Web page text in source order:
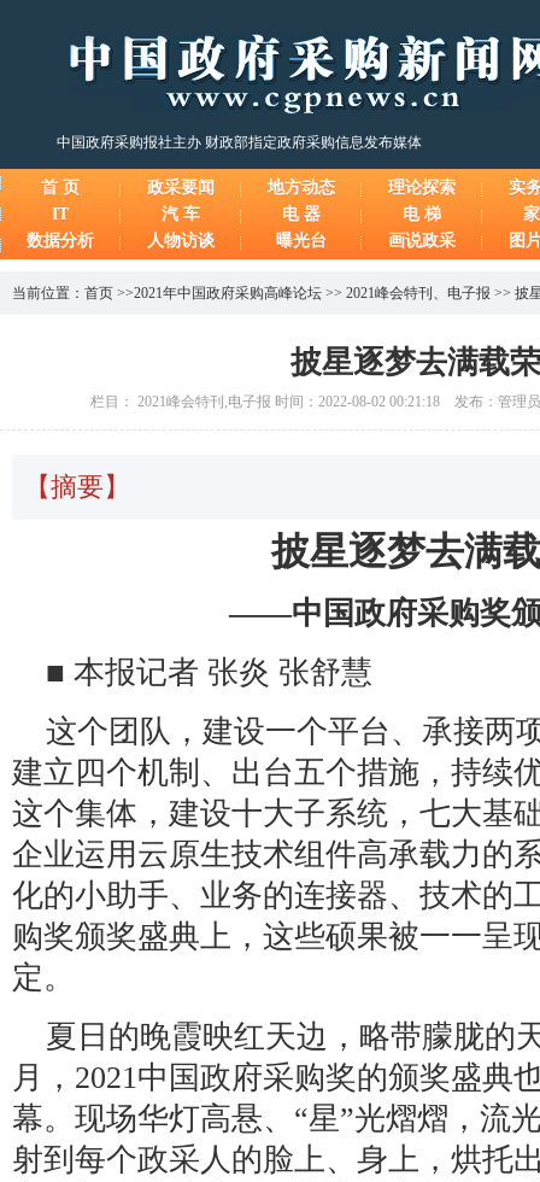
中国政府采购报社主办 财政部指定政府采购信息发布媒体
首 页 政采要闻 地方动态 理论探索
实
IT
汽 车 电 器 电 梯
数据分析
人物访谈 曝光台 画说政采 图
当前位置： 首页 >>2021年中国政府采购高峰论坛 >> 2021峰会特刊 、 电子报 >> 披
披星逐梦去满载
栏目： 2021峰会特刊,电子报 时间：2022-08-02 00:21:18 发布：管理
【摘要】
披星逐梦去满
——中国政府采购奖
■ 本报记者 张炎 张舒慧
这个团队，建设一个平台、承接两
建立四个机制、出台五个措施，持续
这个集体，建设十大子系统，七大基
企业运用云原生技术组件高承载力的
化的小助手、业务的连接器、技术
购奖颁奖盛典上，这些硕果被一一呈
定。
夏日的晚霞映红天边，略带朦胧的
月，2021中国政府采购奖的颁奖盛典
幕。现场华灯高悬、“星”光熠熠，流
射到每个政采人的脸上、身上，烘托